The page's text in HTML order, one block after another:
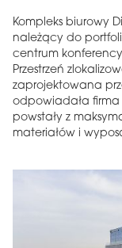
Kompleks biurowy
należący do
centrum
Przestrzeń
zaprojektowana
odpowiadała firma
powstały z
materiałów i